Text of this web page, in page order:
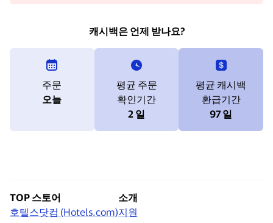
캐시백은 언제 받나요?
주문
오늘
평균 주문
확인기간
2 일
평균 캐시백
환급기간
97 일
TOP 스토어
호텔스닷컴 (Hotels.com)
소개
지원